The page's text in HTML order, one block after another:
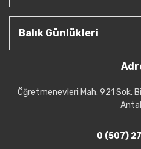
Balık Günlükleri
Öğretmenevleri Mah. 921 Sok.
0 (507)